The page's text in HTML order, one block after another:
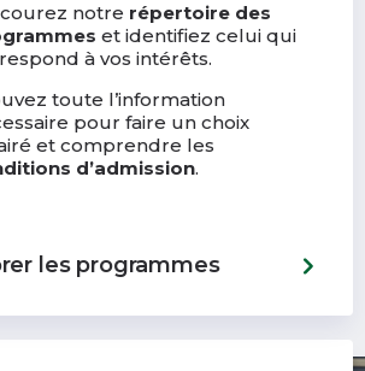
notre répertoire des
et identifiez celui qui
à vos intérêts.
toute l’information
pour faire un choix
et comprendre les
d’admission.
les programmes